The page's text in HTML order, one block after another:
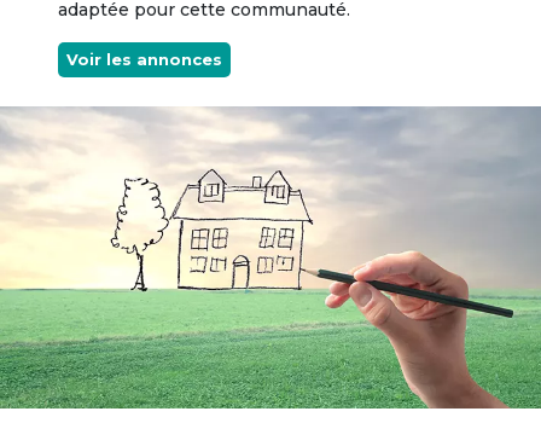
adaptée pour cette communauté.
Voir les annonces